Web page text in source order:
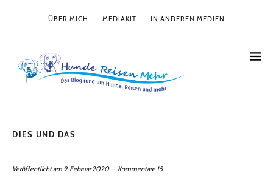
ÜBER MICH MEDIAKIT IN ANDEREN MEDIEN
DIES UND DAS
Veröffentlicht am 9. Februar 2020 Kommentare 15